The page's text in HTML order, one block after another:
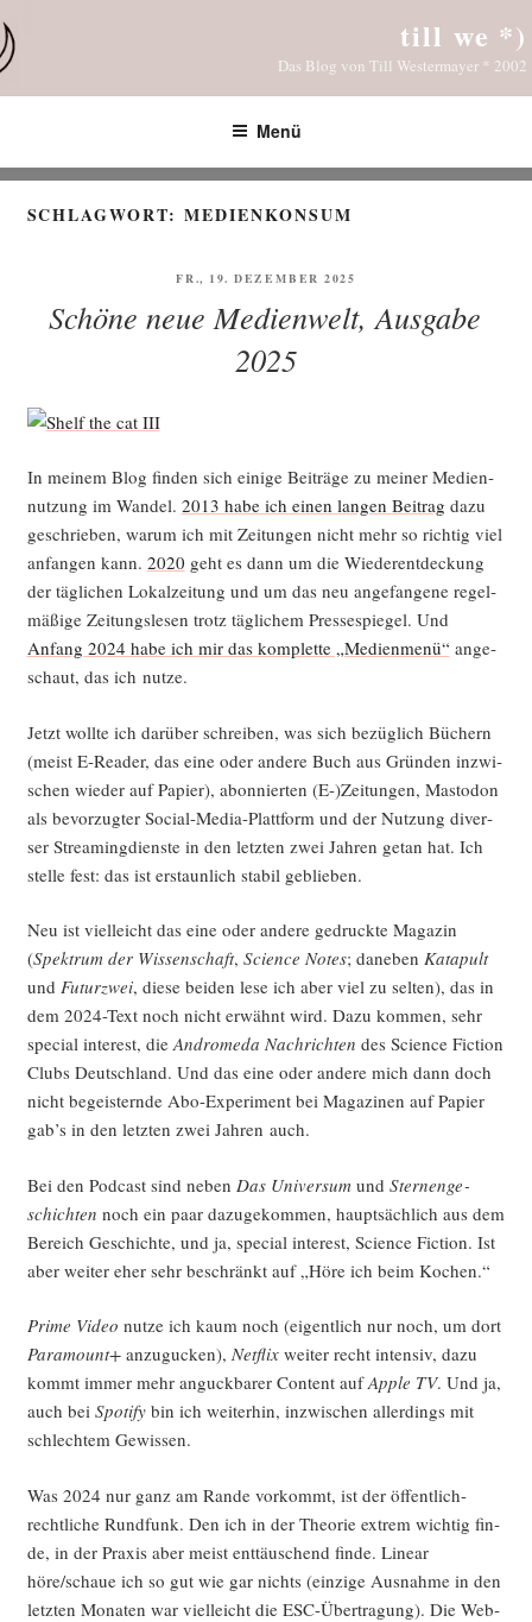
Inhalt
springen
till we *)
Das Blog von Till Westermayer * 2002
Menü
SCHLAGWORT:MEDIENKONSUM
VERÖFFENTLICHT
FR., 19. DEZEMBER 2025
Schöne neue Medienwelt, Ausgabe
2025
In mei­nem Blog fin­den sich eini­ge Bei­trä­ge zu mei­ner Medi­en­
nut­zung im Wan­del. 2013 habe ich einen lan­gen Bei­trag dazu
geschrie­ben, war­um ich mit Zei­tun­gen nicht mehr so rich­tig viel
anfan­gen kann. 2020 geht es dann um die Wie­der­ent­de­ckung
der täg­li­chen Lokal­zei­tung und um das neu ange­fan­ge­ne regel­
mä­ßi­ge Zei­tungs­le­sen trotz täg­li­chem Pres­se­spie­gel. Und
Anfang 2024 habe ich mir das kom­plet­te „Medi­en­me­nü“ ange­
schaut, das ich nutze.
Jetzt woll­te ich dar­über schrei­ben, was sich bezüg­lich Büchern
(meist E‑Reader, das eine oder ande­re Buch aus Grün­den inzwi­
schen wie­der auf Papier), abon­nier­ten (E-)Zeitungen, Mast­o­don
als bevor­zug­ter Social-Media-Platt­form und der Nut­zung diver­
ser Strea­ming­diens­te in den letz­ten zwei Jah­ren getan hat. Ich
stel­le fest: das ist erstaun­lich sta­bil geblieben.
Neu ist viel­leicht das eine oder ande­re gedruck­te Maga­zin
(Spek­trum der Wis­sen­schaft, Sci­ence Notes; dane­ben Kata­pult
und Futurz­wei, die­se bei­den lese ich aber viel zu sel­ten), das in
dem 2024-Text noch nicht erwähnt wird. Dazu kom­men, sehr
spe­cial inte­rest, dieAndro­me­da Nach­rich­ten des Sci­ence Fic­tion
Clubs Deutsch­land. Und das eine oder ande­re mich dann doch
nicht begeis­tern­de Abo-Expe­ri­ment bei Maga­zi­nen auf Papier
gab’s in den letz­ten zwei Jah­ren auch.
Bei den Pod­cast sind neben Das Uni­ver­sumund Ster­nen­ge­
schich­ten noch ein paar dazu­ge­kom­men, haupt­säch­lich aus dem
Bereich Geschich­te, und ja, spe­cial inte­rest, Sci­ence Fic­tion. Ist
aber wei­ter eher sehr beschränkt auf „Höre ich beim Kochen.“
Prime Video nut­ze ich kaum noch (eigent­lich nur noch, um dort
Para­mount+anzu­gu­cken), Net­flix wei­ter recht inten­siv, dazu
kommt immer mehr anguck­ba­rer Con­tent aufApple TV. Und ja,
auch bei Spo­ti­fybin ich wei­ter­hin, inzwi­schen aller­dings mit
schlech­tem Gewissen.
Was 2024 nur ganz am Ran­de vor­kommt, ist der öffent­lich-
recht­li­che Rund­funk. Den ich in der Theo­rie extrem wich­tig fin­
de, in der Pra­xis aber meist ent­täu­schend fin­de. Line­ar
höre/schaue ich so gut wie gar nichts (ein­zi­ge Aus­nah­me in den
letz­ten Mona­ten war viel­leicht die ESC-Über­tra­gung). Die Web­